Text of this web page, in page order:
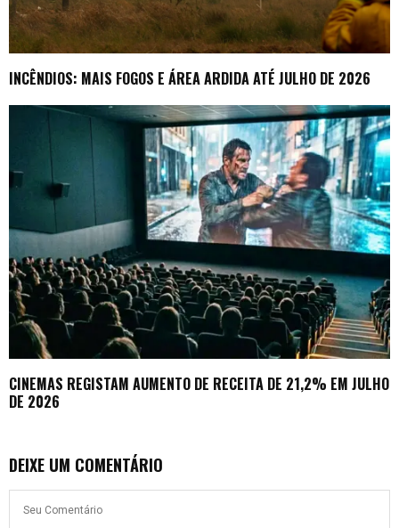
INCÊNDIOS: MAIS FOGOS E ÁREA ARDIDA ATÉ JULHO DE 2026
CINEMAS REGISTAM AUMENTO DE RECEITA DE 21,2% EM JULHO
DE 2026
DEIXE UM COMENTÁRIO